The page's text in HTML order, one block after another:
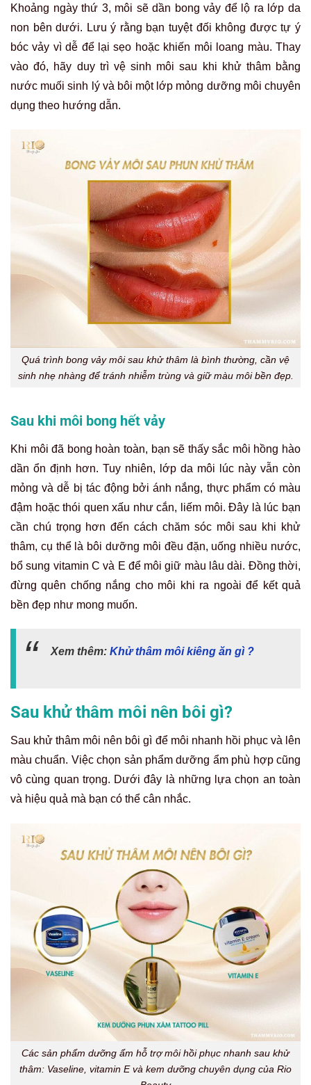
Khoảng ngày thứ 3, môi sẽ dần bong vảy để lộ ra lớp da
non bên dưới. Lưu ý rằng bạn tuyệt đối không được tự ý
bóc vảy vì dễ để lại sẹo hoặc khiến môi loang màu. Thay
vào đó, hãy duy trì vệ sinh môi sau khi khử thâm bằng
nước muối sinh lý và bôi một lớp mỏng dưỡng môi chuyên
dụng theo hướng dẫn.
Quá trình bong vảy môi sau khử thâm là bình thường, cần vệ
sinh nhẹ nhàng để tránh nhiễm trùng và giữ màu môi bền đẹp.
Sau khi môi bong hết vảy
Khi môi đã bong hoàn toàn, bạn sẽ thấy sắc môi hồng hào
dần ổn định hơn. Tuy nhiên, lớp da môi lúc này vẫn còn
mỏng và dễ bị tác động bởi ánh nắng, thực phẩm có màu
đậm hoặc thói quen xấu như cắn, liếm môi. Đây là lúc bạn
cần chú trọng hơn đến cách chăm sóc môi sau khi khử
thâm, cụ thể là bôi dưỡng môi đều đặn, uống nhiều nước,
bổ sung vitamin C và E để môi giữ màu lâu dài. Đồng thời,
đừng quên chống nắng cho môi khi ra ngoài để kết quả
bền đẹp như mong muốn.
Xem thêm: Khử thâm môi kiêng ăn gì ?
Sau khử thâm môi nên bôi gì?
Sau khử thâm môi nên bôi gì để môi nhanh hồi phục và lên
màu chuẩn. Việc chọn sản phẩm dưỡng ẩm phù hợp cũng
vô cùng quan trọng. Dưới đây là những lựa chọn an toàn
và hiệu quả mà bạn có thể cân nhắc.
Các sản phẩm dưỡng ẩm hỗ trợ môi hồi phục nhanh sau khử
thâm: Vaseline, vitamin E và kem dưỡng chuyên dụng của Rio